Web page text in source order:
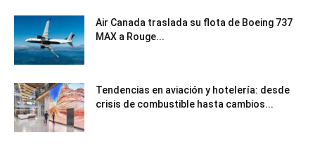
Air Canada traslada su flota de Boeing 737
MAX a Rouge...
Tendencias en aviación y hotelería: desde
crisis de combustible hasta cambios...